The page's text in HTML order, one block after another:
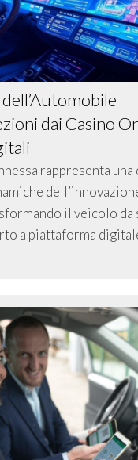
dai Casino
rappresenta una
il veicolo da
a piattaforma